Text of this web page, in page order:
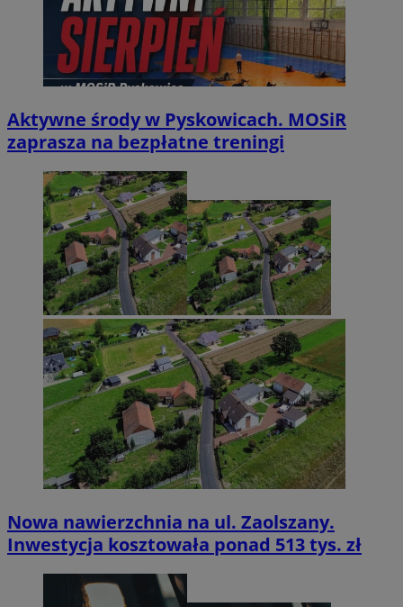
Aktywne środy w Pyskowicach. MOSiR
zaprasza na bezpłatne treningi
Nowa nawierzchnia na ul. Zaolszany.
Inwestycja kosztowała ponad 513 tys. zł